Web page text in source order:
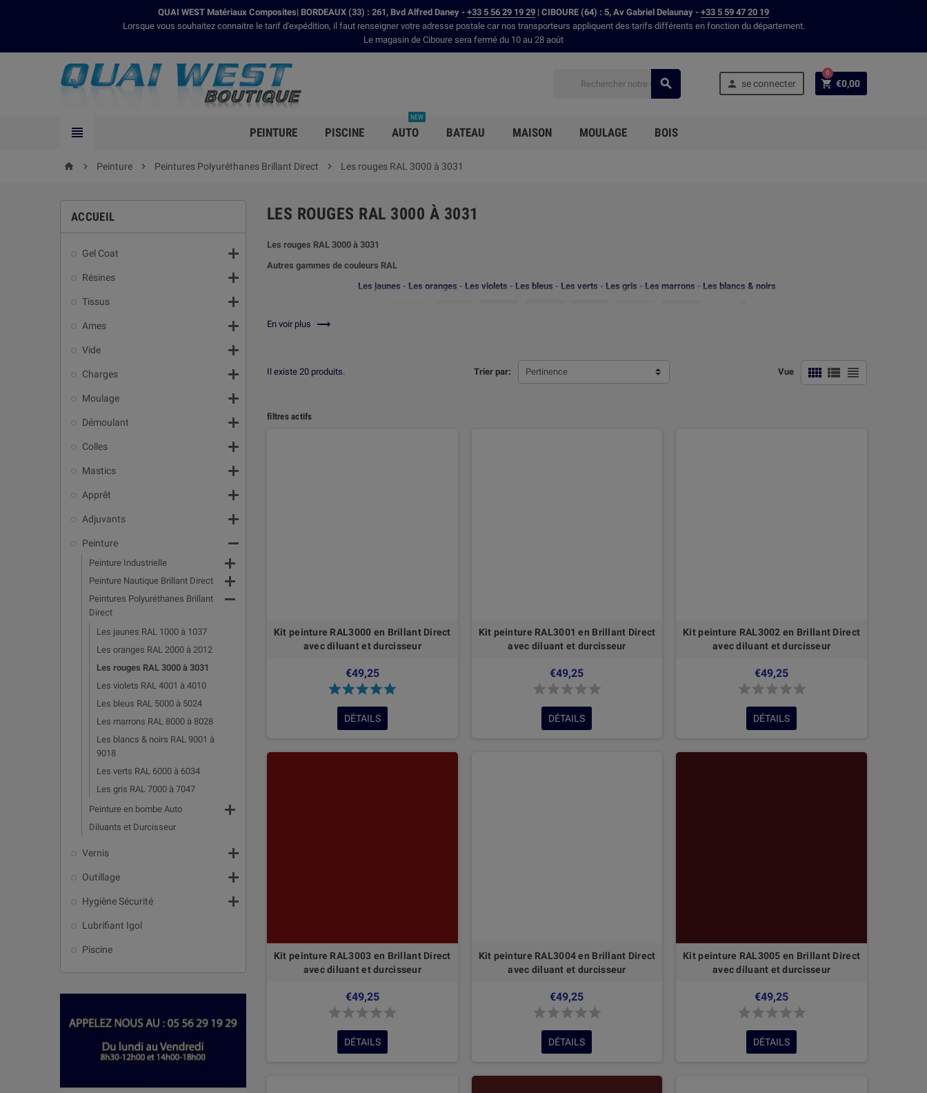
QUAI WEST Matériaux Composites| BORDEAUX (33) : 261, Bvd Alfred Daney - +33 5 56 29 19 29 | CIBOURE (64) : 5, Av Gabriel Delaunay - +33 5 59 47 20 19
Lorsque vous souhaitez connaitre le tarif d'expédition, il faut renseigner votre adresse postale car nos transporteurs appliquent des tarifs différents en fonction du département.
Le magasin de Ciboure sera fermé du 10 au 28 août
  se connecter  €0,00
0
 PEINTURE PISCINE AUTO
NEW
BATEAU MAISON MOULAGE BOIS
home  Peinture  Peintures Polyuréthanes Brillant Direct  Les rouges RAL 3000 à 3031
ACCUEIL
Gel Coat 
Résines 
Tissus 
Ames 
Vide 
Charges 
Moulage 
Démoulant 
Colles 
Mastics 
Apprêt 
Adjuvants 
Peinture 
Peinture Industrielle 
Peinture Nautique Brillant Direct 
Peintures Polyuréthanes Brillant
Direct

Les jaunes RAL 1000 à 1037
Les oranges RAL 2000 à 2012
Les rouges RAL 3000 à 3031
Les violets RAL 4001 à 4010
Les bleus RAL 5000 à 5024
Les marrons RAL 8000 à 8028
Les blancs & noirs RAL 9001 à
9018
Les verts RAL 6000 à 6034
Les gris RAL 7000 à 7047
Peinture en bombe Auto

Diluants et Durcisseur
Vernis 
Outillage 
Hygiène Sécurité 
Lubrifiant Igol
Piscine
LES ROUGES RAL 3000 À 3031
Les rouges RAL 3000 à 3031
Autres gammes de couleurs RAL
Les jaunes - Les oranges - Les violets - Les bleus - Les verts - Les gris - Les marrons - Les blancs & noirs
En voir plus

Il existe 20 produits. Trier par: Pertinence Vue   
filtres actifs
Kit peinture RAL3000 en Brillant Direct
avec diluant et durcisseur
€49,25
DÉTAILS
Kit peinture RAL3001 en Brillant Direct
avec diluant et durcisseur
€49,25
DÉTAILS
Kit peinture RAL3002 en Brillant Direct
avec diluant et durcisseur
€49,25
DÉTAILS
Kit peinture RAL3003 en Brillant Direct
avec diluant et durcisseur
€49,25
DÉTAILS
Kit peinture RAL3004 en Brillant Direct
avec diluant et durcisseur
€49,25
DÉTAILS
Kit peinture RAL3005 en Brillant Direct
avec diluant et durcisseur
€49,25
DÉTAILS